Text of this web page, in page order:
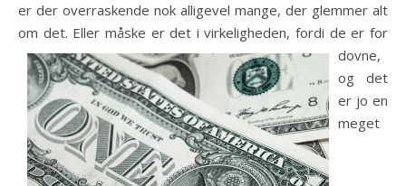
er der overraskende nok alligevel mange, der glemmer alt
om det. Eller måske er det i virkeligheden, fordi de er for
dovne,
og det
er jo en
meget